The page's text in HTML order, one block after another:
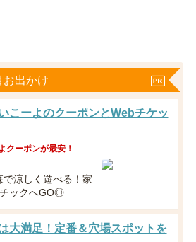
お出かけ
こーよのクーポンとWebチケッ
クーポンが最安！
涼しく遊べる！家
ックへGO◎
大満足！定番＆穴場スポットを